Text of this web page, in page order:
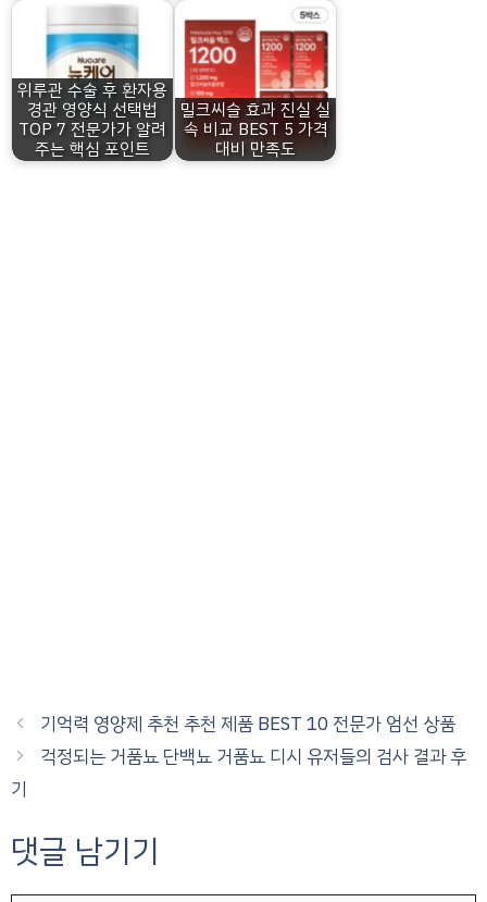
위루관 수술 후 환자용
경관 영양식 선택법
TOP 7 전문가가 알려
주는 핵심 포인트
밀크씨슬 효과 진실 실
속 비교 BEST 5 가격
대비 만족도
기억력 영양제 추천 추천 제품 BEST 10 전문가 엄선 상품
걱정되는 거품뇨 단백뇨 거품뇨 디시 유저들의 검사 결과 후
기
댓글 남기기